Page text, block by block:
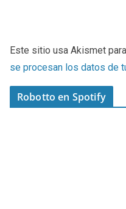
Este sitio usa Akismet
se procesan los datos de
Robotto en Spotify